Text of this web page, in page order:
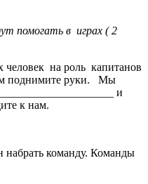
помогать в играх ( 2
человек на роль капитанов
поднимите руки. Мы
и
к нам.
команду. Команды